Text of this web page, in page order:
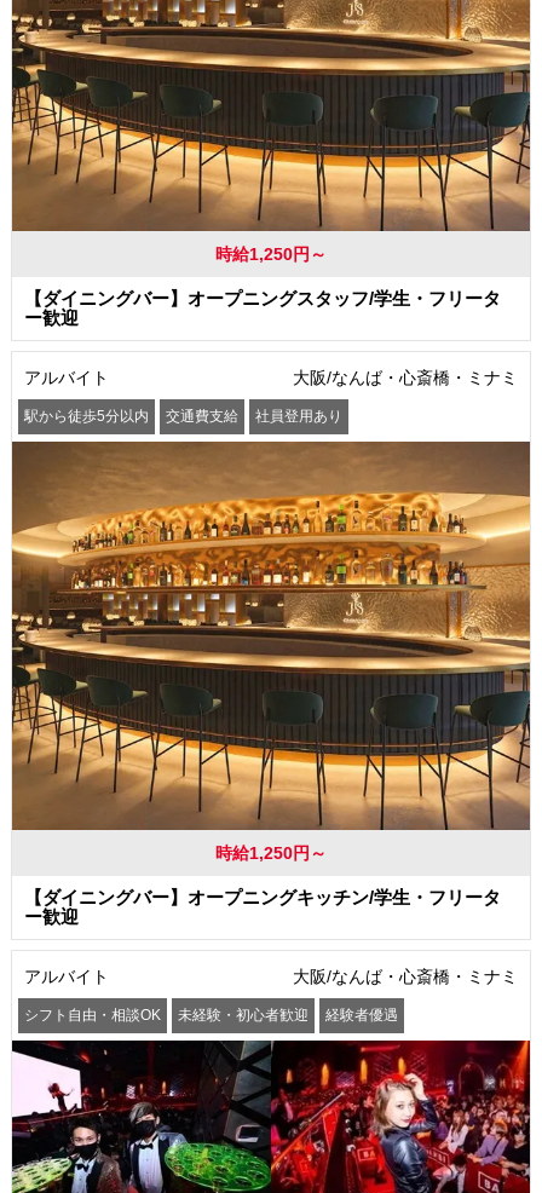
時給1,250円～
【ダイニングバー】オープニングスタッフ/学生・フリータ
ー歓迎
アルバイト 大阪/なんば・心斎橋・ミナミ
駅から徒歩5分以内 交通費支給 社員登用あり
時給1,250円～
【ダイニングバー】オープニングキッチン/学生・フリータ
ー歓迎
アルバイト 大阪/なんば・心斎橋・ミナミ
シフト自由・相談OK 未経験・初心者歓迎 経験者優遇
駅から徒歩5分以内 交通費支給 社員登用あり